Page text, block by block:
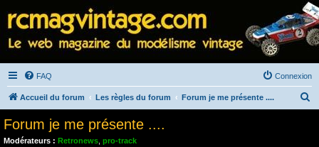
FAQ Connexion
Accueil du forum Les règles du forum Forum je me présente ....
Forum je me présente ....
Modérateurs : Retronews pro-track